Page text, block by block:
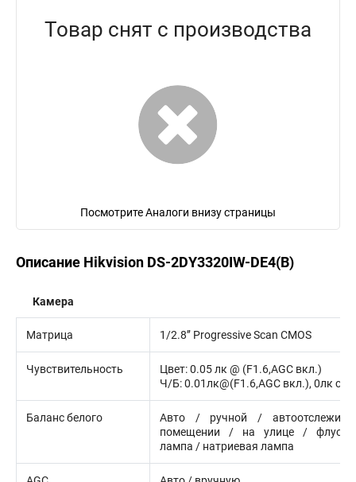
Товар снят с производства
Посмотрите Аналоги внизу страницы
Описание Hikvision DS-2DY3320IW-DE4(B)
Камера
Матрица 1/2.8’’ Progressive Scan CMOS
Чувствительность
Цвет: 0.05 лк @ (F1.6,AGC вкл.)
Ч/Б: 0.01лк@(F1.6,AGC вкл.), 0лк с
Баланс белого
Авто / ручной /
помещении / на улице /
лампа / натриевая лампа